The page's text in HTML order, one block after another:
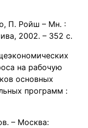
П. Ройш – Мн. :
2002. – 352 с.
на рабочую
основных
программ :
– Москва: